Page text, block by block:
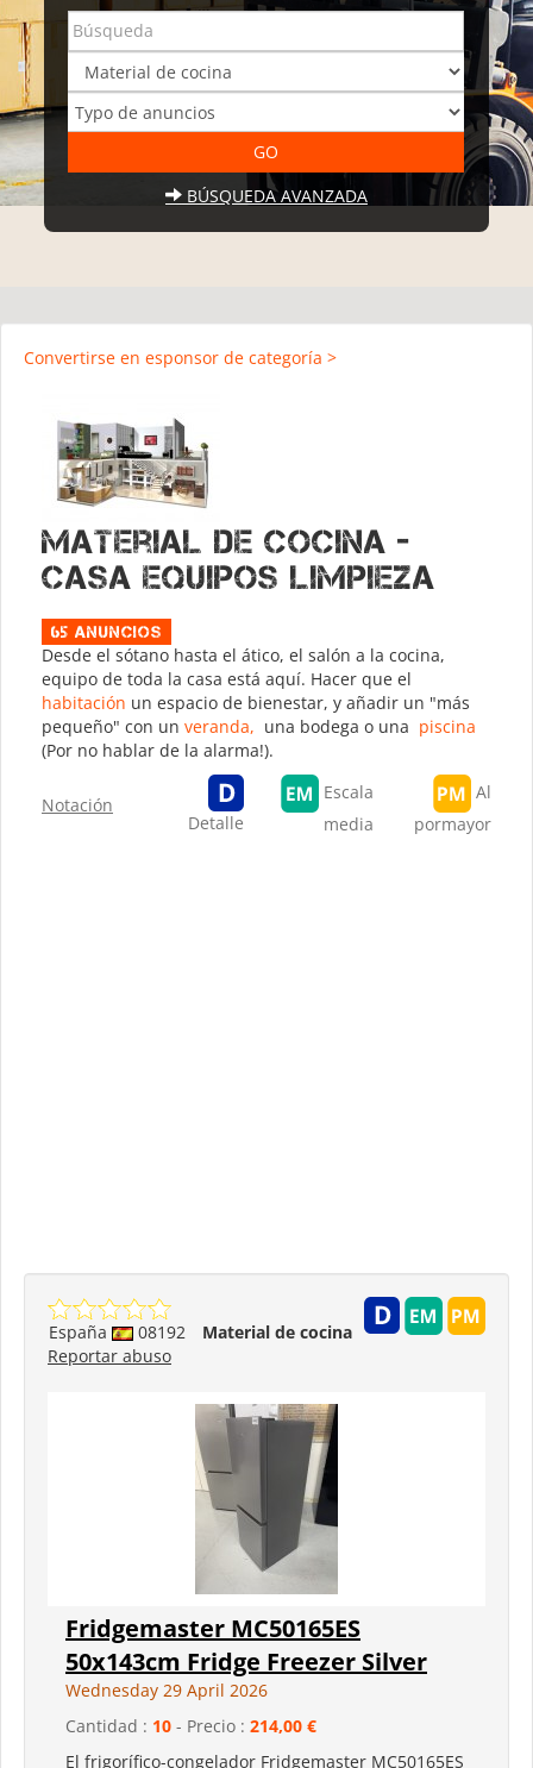
BÚSQUEDA AVANZADA
Convertirse en esponsor de categoría >
Material de cocina -
Casa equipos limpieza
65 Anuncios
Desde el sótano hasta el ático, el salón a la cocina,
equipo de toda la casa está aquí. Hacer que el
habitación un espacio de bienestar, y añadir un "más
pequeño" con un veranda, una bodega o una piscina
(Por no hablar de la alarma!).
Notación
Detalle
Escala
media
Al
pormayor
España 08192
Material de cocina
Reportar abuso
Fridgemaster MC50165ES
50x143cm Fridge Freezer Silver
Wednesday 29 April 2026
Cantidad : 10 - Precio : 214,00 €
El frigorífico-congelador Fridgemaster MC50165ES